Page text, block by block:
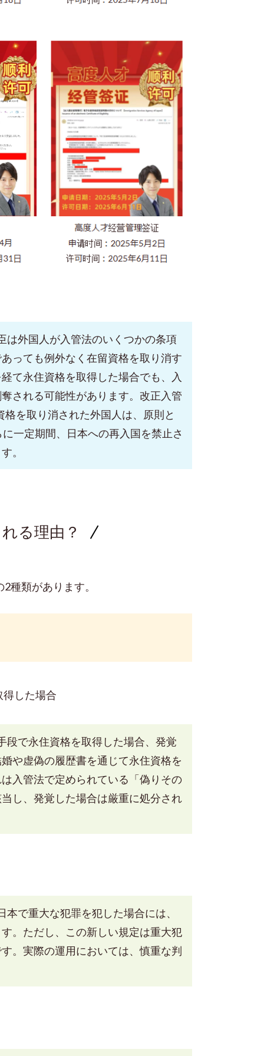
は外国人が入管法のいくつかの条項
っても例外なく在留資格を取り消す
て永住資格を取得した場合でも、入
される可能性があります。改正入管
を取り消された外国人は、原則と
一定期間、日本への再入国を禁止さ
。
る理由？
類があります。
した場合
で永住資格を取得した場合、発覚
や虚偽の履歴書を通じて永住資格を
入管法で定められている「偽りその
し、発覚した場合は厳重に処分され
で重大な犯罪を犯した場合には、
。 ただし、この新しい規定は重大犯
。 実際の運用においては、慎重な判